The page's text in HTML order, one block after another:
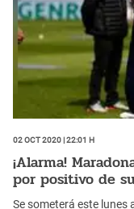
02 Oct 2020 | 22:01 h
¡Alarma!
por positivo de
Se someterá este